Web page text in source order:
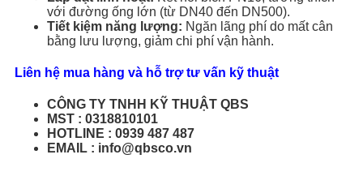
với đường ống lớn (từ DN40 đến DN500).
Tiết kiệm năng lượng: Ngăn lãng phí do mất cân
bằng lưu lượng, giảm chi phí vận hành.
Liên hệ mua hàng và hỗ trợ tư vấn kỹ thuật
CÔNG TY TNHH KỸ THUẬT QBS
MST : 0318810101
HOTLINE : 0939 487 487
EMAIL : info@qbsco.vn